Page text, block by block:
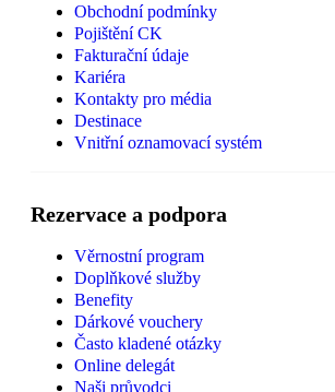
Obchodní podmínky
Pojištění CK
Fakturační údaje
Kariéra
Kontakty pro média
Destinace
Vnitřní oznamovací systém
Rezervace a podpora
Věrnostní program
Doplňkové služby
Benefity
Dárkové vouchery
Často kladené otázky
Online delegát
Naši průvodci